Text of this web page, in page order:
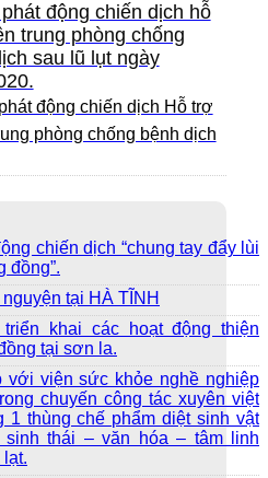
động chiến dịch hỗ
trung phòng chống
sau lũ lụt ngày
động chiến dịch Hỗ trợ
phòng chống bệnh dịch
chiến dịch “chung tay đẩy lùi
đồng”.
tại HÀ TĨNH
khai các hoạt động thiện
tại sơn la.
với viện sức khỏe nghề nghiệp
chuyến công tác xuyên việt
1 thùng chế phẩm diệt sinh vật
thái – văn hóa – tâm linh
lạt.